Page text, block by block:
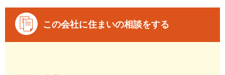
この会社に住まいの相談をする